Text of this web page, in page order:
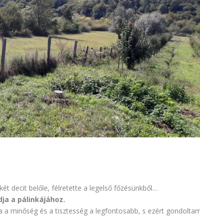
decit belőle, félretette a legelső főzésünkből…
a pálinkájához.
minőség és a tisztesség a legfontosabb, s ezért